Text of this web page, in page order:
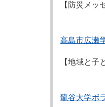
【防災メッ
高島市広瀬
【地域と子
龍谷大学ボ